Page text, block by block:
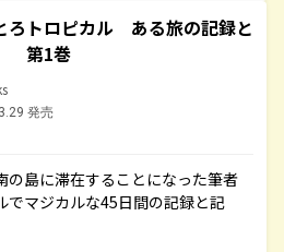
ろトロピカル ある旅の記録と
第1巻
発売
の島に滞在することになった筆者
でマジカルな45日間の記録と記